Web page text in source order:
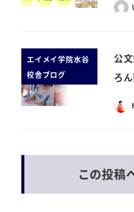
エイメイ学院水谷
校舎ブログ
公
ろ
この投稿